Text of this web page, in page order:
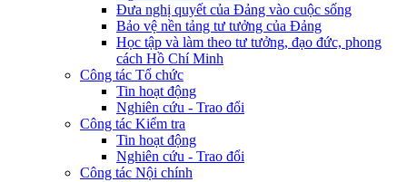
Đưa nghị quyết của Đảng vào cuộc sống
Bảo vệ nền tảng tư tưởng của Đảng
Học tập và làm theo tư tưởng, đạo đức, phong
cách Hồ Chí Minh
Công tác Tổ chức
Tin hoạt động
Nghiên cứu - Trao đổi
Công tác Kiểm tra
Tin hoạt động
Nghiên cứu - Trao đổi
Công tác Nội chính